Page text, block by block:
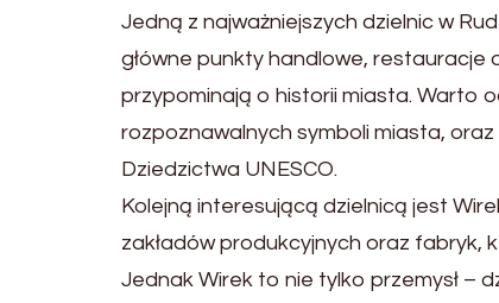
Jedną z najważniejszych dzielnic w
główne punkty handlowe, restauracje
przypominają o historii miasta. Warto
rozpoznawalnych symboli miasta,
Dziedzictwa UNESCO.
Kolejną interesującą dzielnicą jest
zakładów produkcyjnych oraz
Jednak Wirek to nie tylko przemysł –